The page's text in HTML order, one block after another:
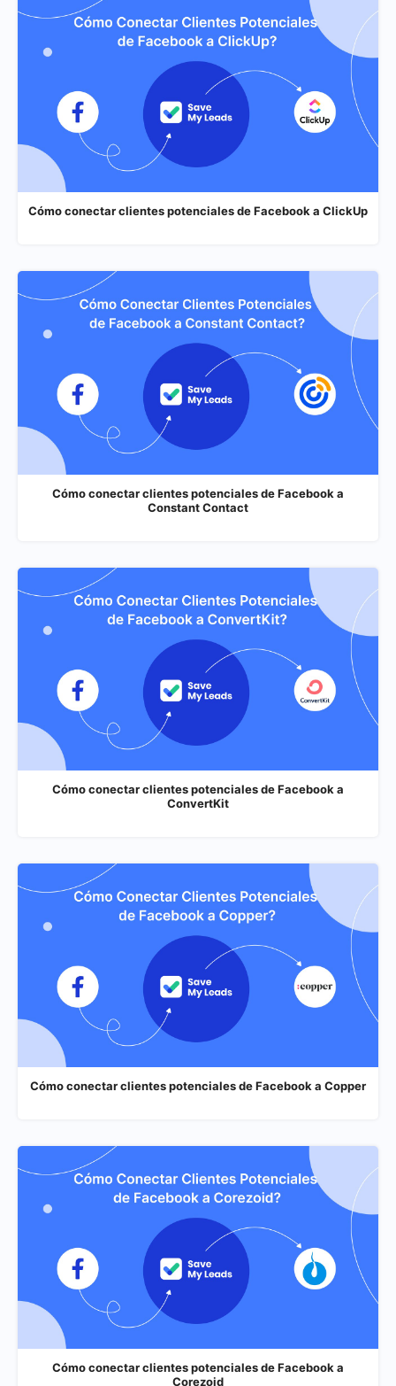
Cómo conectar clientes potenciales de Facebook a ClickUp
Cómo conectar clientes potenciales de Facebook a
Constant Contact
Cómo conectar clientes potenciales de Facebook a
ConvertKit
Cómo conectar clientes potenciales de Facebook a Copper
Cómo conectar clientes potenciales de Facebook a
Corezoid